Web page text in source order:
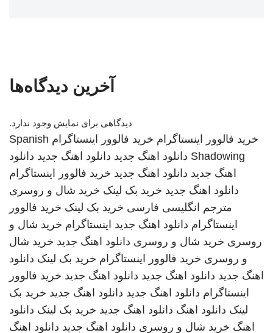
آخرین دیدگاه‌ها
دیدگاهی برای نمایش وجود ندارد.
خرید فالوور اینستاگرام خرید فالوور اینستاگرام Spanish
Shadowing دانلود اهنگ جدید دانلود اهنگ جدید دانلود
اهنگ جدید دانلود اهنگ جدید خرید فالوور اینستاگرام
دانلود اهنگ جدید خرید بک لینک خرید شال و روسری
مترجم انگلیسی فارسی خرید بک لینک خرید فالوور
اینستاگرام دانلود اهنگ جدید اینستاگرام خرید شال و
روسری خرید شال و روسری دانلود اهنگ جدید خرید شال
و روسری خرید فالوور اینستاگرام خرید بک لینک دانلود
اهنگ جدید دانلود اهنگ جدید دانلود اهنگ جدید خرید فالوور
اینستاگرام دانلود اهنگ جدید دانلود اهنگ جدید خرید بک
لینک دانلود اهنگ دانلود اهنگ جدید خرید بک لینک دانلود
اهنگ خرید شال و روسری دانلود اهنگ جدید دانلود اهنگ